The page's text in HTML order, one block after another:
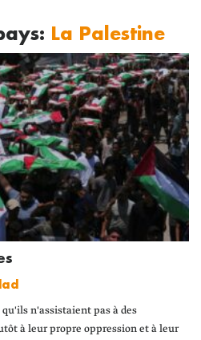
La Palestine
n'assistaient pas à des
à leur propre oppression et à leur